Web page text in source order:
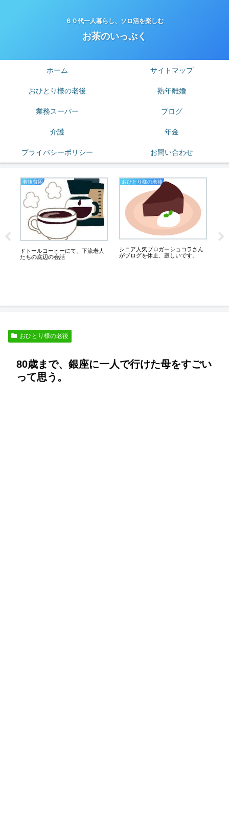
６０代一人暮らし、ソロ活を楽しむ
お茶のいっぷく
ホーム サイトマップ
おひとり様の老後 熟年離婚
業務スーパー ブログ
介護 年金
プライバシーポリシー お問い合わせ
老後貧困
ドトールコーヒーにて、下流老人
たちの底辺の会話
おひとり様の老後
シニア人気ブロガーショコラさん
がブログを休止、寂しいです。
おひとり様の老後
80歳まで、銀座に一人で行けた母をすごい
って思う。